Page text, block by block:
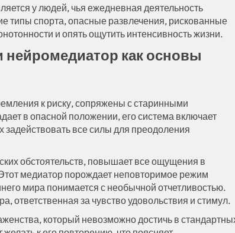
у людей, чья ежедневная деятельность
типы спорта, опасные развлечения, рискованные
и опять ощутить интенсивность жизни.
как основы
к риску, сопряжены с старинными
в опасной положении, его система включает
все силы для преодоления
обстоятельств, повышает все ощущения в
медиатор порождает неповторимое режим
мира понимается с необычной отчетливостью.
ответственная за чувство удовольствия и стимул.
который невозможно достичь в